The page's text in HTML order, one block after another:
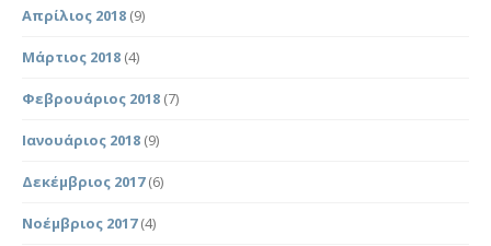
Απρίλιος 2018 (9)
Μάρτιος 2018 (4)
Φεβρουάριος 2018 (7)
Ιανουάριος 2018 (9)
Δεκέμβριος 2017(6)
Νοέμβριος 2017(4)